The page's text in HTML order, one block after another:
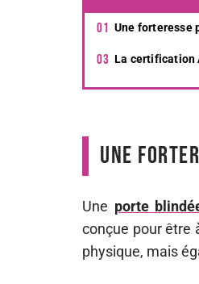
Une forteresse
La certification
Une
Une porte
conçue pour être
physique, mais